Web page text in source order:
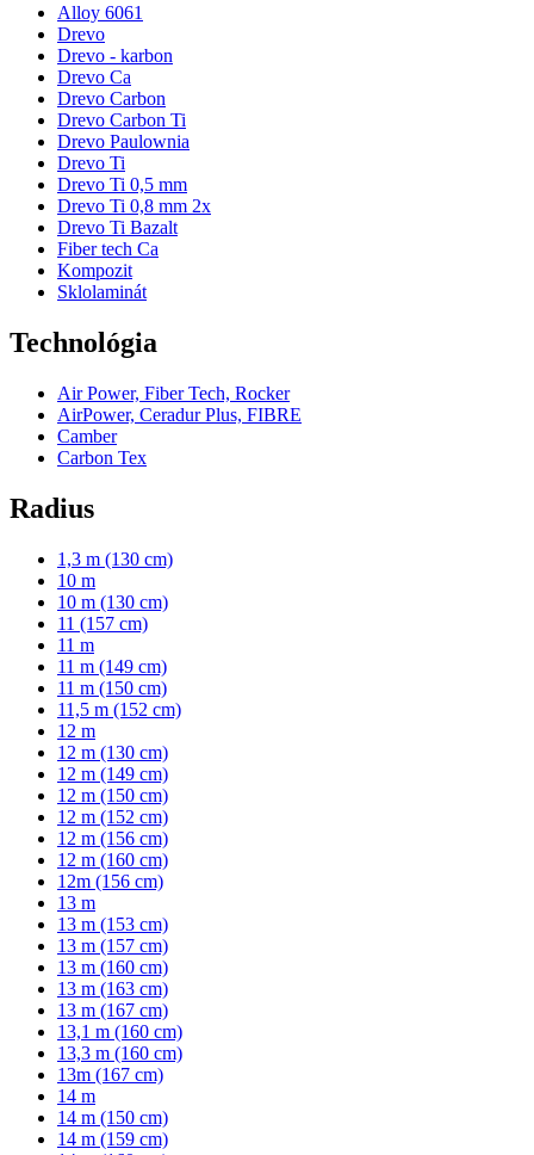
Alloy 6061
Drevo
Drevo - karbon
Drevo Ca
Drevo Carbon
Drevo Carbon Ti
Drevo Paulownia
Drevo Ti
Drevo Ti 0,5 mm
Drevo Ti 0,8 mm 2x
Drevo Ti Bazalt
Fiber tech Ca
Kompozit
Sklolaminát
Technológia
Air Power, Fiber Tech, Rocker
AirPower, Ceradur Plus, FIBRE
Camber
Carbon Tex
Radius
1,3 m (130 cm)
10 m
10 m (130 cm)
11 (157 cm)
11 m
11 m (149 cm)
11 m (150 cm)
11,5 m (152 cm)
12 m
12 m (130 cm)
12 m (149 cm)
12 m (150 cm)
12 m (152 cm)
12 m (156 cm)
12 m (160 cm)
12m (156 cm)
13 m
13 m (153 cm)
13 m (157 cm)
13 m (160 cm)
13 m (163 cm)
13 m (167 cm)
13,1 m (160 cm)
13,3 m (160 cm)
13m (167 cm)
14 m
14 m (150 cm)
14 m (159 cm)